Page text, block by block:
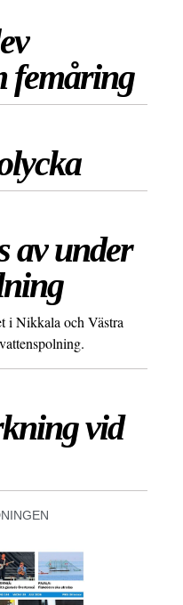
femåring
av under
i Nikkala och Västra
vid